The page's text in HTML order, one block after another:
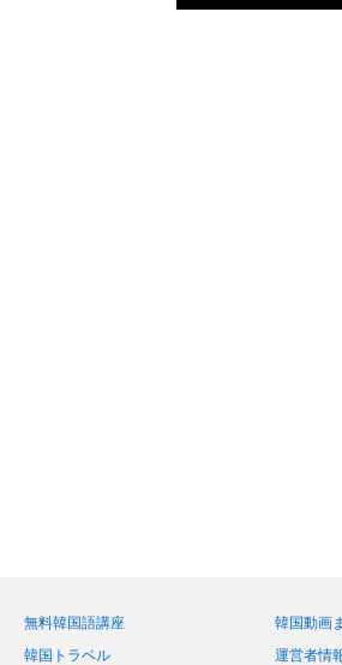
無料韓国語講座
韓国動画
韓国トラベル
運営者情